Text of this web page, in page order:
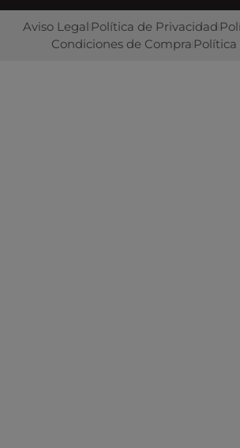
Aviso Legal Política de Privacidad
Condiciones de Compra